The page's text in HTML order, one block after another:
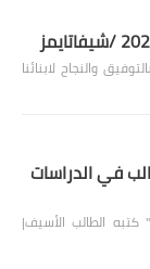
ل معرفة نتيجة الثانويه العامه 2022 بالتوفيق والنجاح لابنائنا
في الدراسات
الطالب الأسيف|